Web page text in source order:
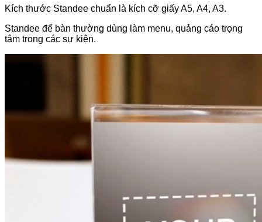
Kích thước Standee chuẩn là kích cỡ giấy A5, A4, A3.
Standee để bàn thường dùng làm menu, quảng cáo trọng
tâm trong các sự kiện.